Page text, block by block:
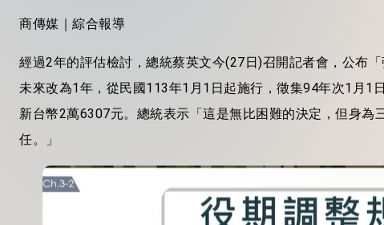
商傳媒｜綜合報導
經過2年的評估檢討，總統蔡英文今(27日)召開記者會，公布
未來改為1年，從民國113年1月1日起施行，徵集94年次1月1
新台幣2萬6307元。總統表示「這是無比困難的決定，但身
任。」